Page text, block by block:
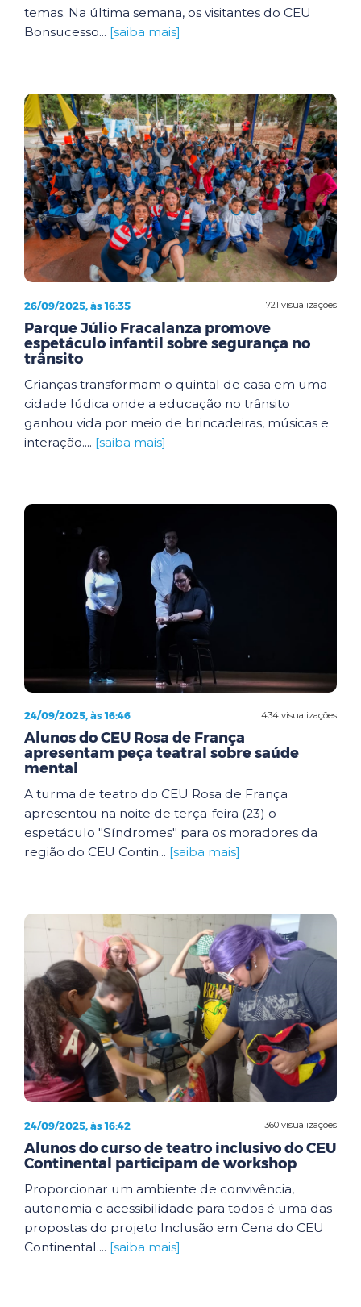
temas. Na última semana, os visitantes do CEU
Bonsucesso... [saiba mais]
721 visualizações
26/09/2025, às 16:35
Parque Júlio Fracalanza promove
espetáculo infantil sobre segurança no
trânsito
Crianças transformam o quintal de casa em uma
cidade lúdica onde a educação no trânsito
ganhou vida por meio de brincadeiras, músicas e
interação.... [saiba mais]
434 visualizações
24/09/2025, às 16:46
Alunos do CEU Rosa de França
apresentam peça teatral sobre saúde
mental
A turma de teatro do CEU Rosa de França
apresentou na noite de terça-feira (23) o
espetáculo "Síndromes" para os moradores da
região do CEU Contin... [saiba mais]
360 visualizações
24/09/2025, às 16:42
Alunos do curso de teatro inclusivo do CEU
Continental participam de workshop
Proporcionar um ambiente de convivência,
autonomia e acessibilidade para todos é uma das
propostas do projeto Inclusão em Cena do CEU
Continental.... [saiba mais]